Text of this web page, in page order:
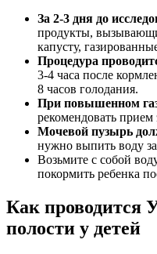
За 2-3 дня до
продукты,
капусту,
Процедура
3-4 часа после
8 часов голодания.
При повышенном
рекомендовать прием
Мочевой пузырь
нужно выпить воду
Возьмите с собой
покормить ребенка
Как проводится
полости у детей